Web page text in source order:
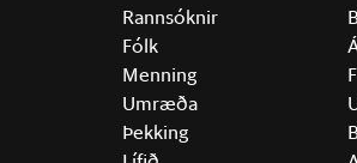
Rannsóknir
Fólk
Menning
Umræða
Þekking